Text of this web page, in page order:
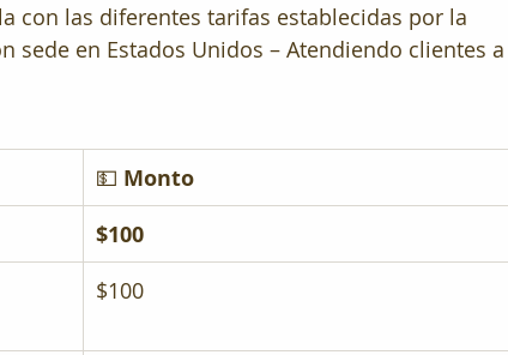
con las diferentes tarifas establecidas por la
sede en Estados Unidos – Atendiendo clientes a
💵 Monto
$100
$100